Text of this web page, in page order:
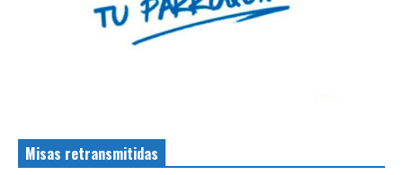
Misas retransmitidas